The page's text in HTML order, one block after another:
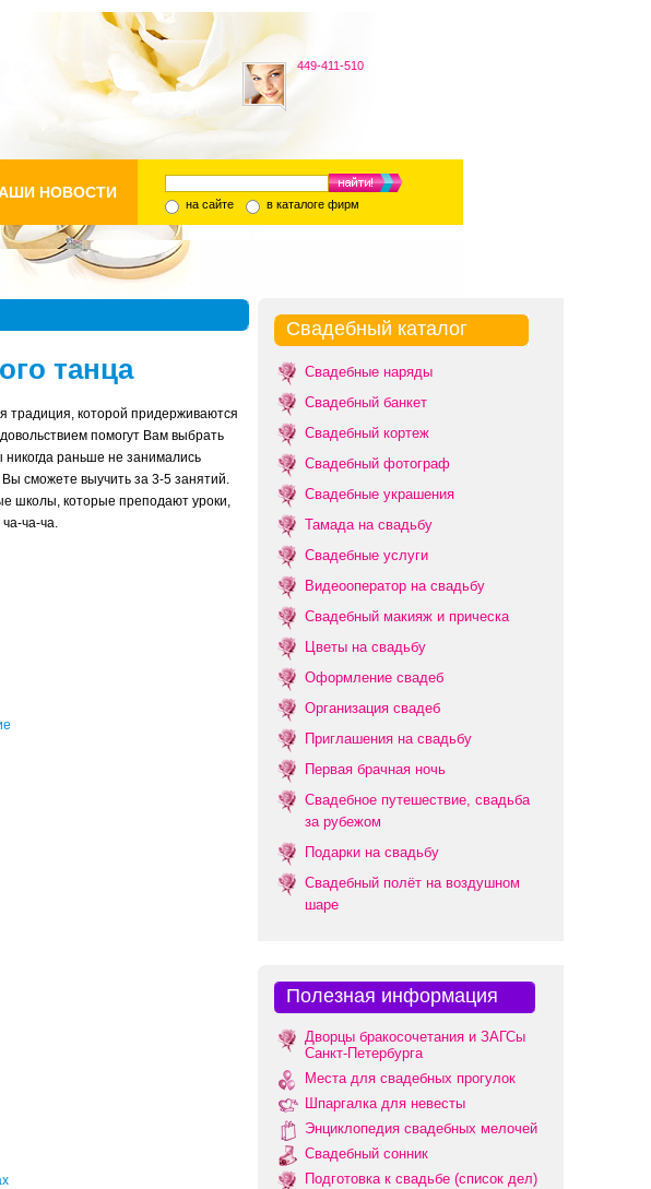
449-411-510
НОВОСТИ
на сайте в каталоге фирм
танца
традиция, которой придерживаются
помогут Вам выбрать
никогда раньше не занимались
сможете выучить за 3-5 занятий.
школы, которые преподают уроки,
ча-ча-ча.
Свадебный каталог
Свадебные наряды
Свадебный банкет
Свадебный кортеж
Свадебный фотограф
Свадебные украшения
Тамада на свадьбу
Свадебные услуги
Видеооператор на свадьбу
Свадебный макияж и прическа
Цветы на свадьбу
Оформление свадеб
Организация свадеб
Приглашения на свадьбу
Первая брачная ночь
Свадебное путешествие, свадьба
за рубежом
Подарки на свадьбу
Свадебный полёт на воздушном
шаре
Полезная информация
Дворцы бракосочетания и ЗАГСы
Санкт-Петербурга
Места для свадебных прогулок
Шпаргалка для невесты
Энциклопедия свадебных мелочей
Свадебный сонник
Подготовка к свадьбе (список дел)